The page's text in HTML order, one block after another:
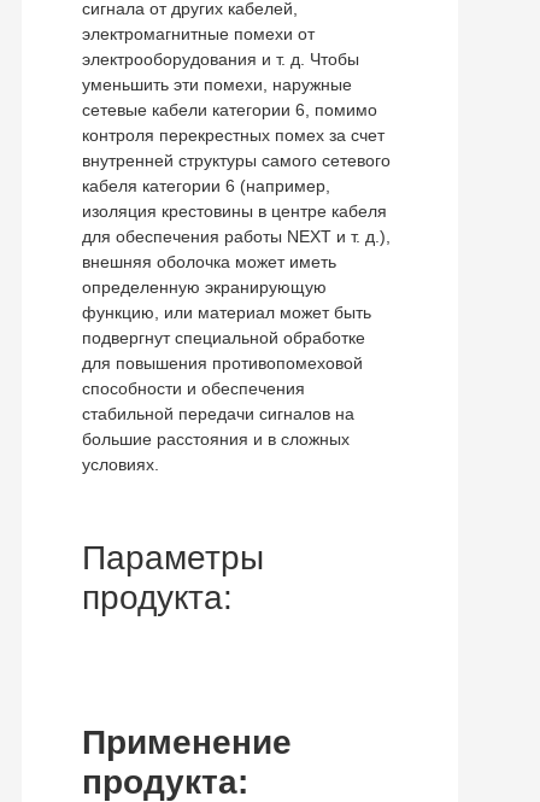
сигнала от других кабелей,
электромагнитные помехи от
электрооборудования и т. д. Чтобы
уменьшить эти помехи, наружные
сетевые кабели категории 6, помимо
контроля перекрестных помех за счет
внутренней структуры самого сетевого
кабеля категории 6 (например,
изоляция крестовины в центре кабеля
для обеспечения работы NEXT и т. д.),
внешняя оболочка может иметь
определенную экранирующую
функцию, или материал может быть
подвергнут специальной обработке
для повышения противопомеховой
способности и обеспечения
стабильной передачи сигналов на
большие расстояния и в сложных
условиях.
Параметры
продукта:
Применение
продукта: